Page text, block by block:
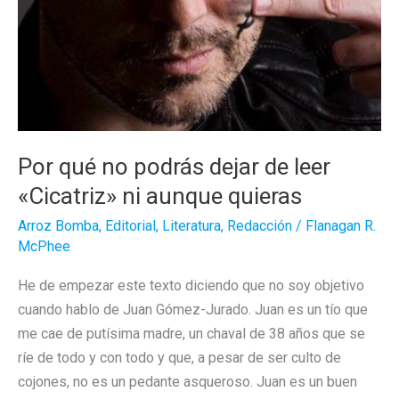
Por qué no podrás dejar de leer
«Cicatriz» ni aunque quieras
Arroz Bomba, Editorial, Literatura, Redacción / Flanagan R.
McPhee
He de empezar este texto diciendo que no soy objetivo
cuando hablo de Juan Gómez-Jurado. Juan es un tío que
me cae de putísima madre, un chaval de 38 años que se
ríe de todo y con todo y que, a pesar de ser culto de
cojones, no es un pedante asqueroso. Juan es un buen